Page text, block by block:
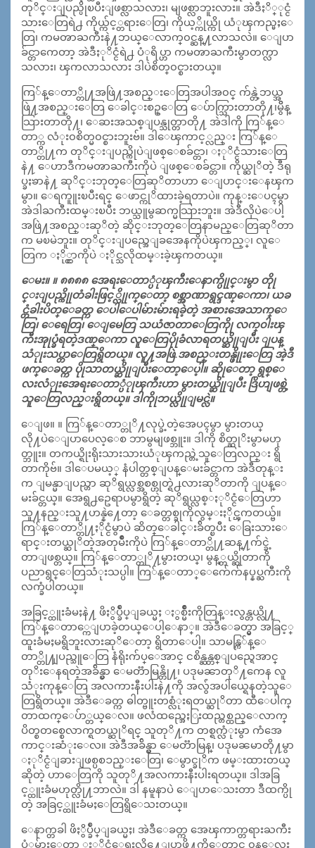
တုိင္းျပည္ပိုၿပီးျဖစ္လာသလား၊ မျဖစ္လာဘူးလား။ အဲဒီႏိ္ုင္ငံ
သားေတြရဲ႕ ကိုယ္က်င့္တရားေတြ၊ ကိုယ့္ကိုယ္ကို ယံုၾကည္မႈေ
တြ၊ ကမၻာႀကီးနဲ႔ဘယ္ေလာက္၀င္ဆန္႔လာသလဲ။ ေျပာ
ခ်င္တာကေတာ့ အဲဒီႏုိင္ငံရဲ႕ ပံုရိပ္ဟာ ကမၻာႀကီးမွာတက္လာ
သလား၊ ၾကလာသလား ဒါပဲစိတ္၀င္စားတယ္။
ကြ်န္ေတာ္တို႔အဖြဲ႔အစည္းေတြအပါအ၀င္ က်န္တဲ့ဘယ္အ
ဖြဲ႔အစည္းေတြ ေခါင္းစဥ္ေတြ ေပ်ာက္သြားတာတို႔၊မွိိန္
သြားတာတို႔၊ ေဆးအသစ္ျပန္သုတ္တာတို႔ အဲဒါကို ကြ်န္ေ
တာ္က လံုး၀စိတ္မ၀င္စားဘူးဗ်။ ဒါေၾကာင့္လည္း ကြ်န္ေ
တာ္တို႔က တုိင္းျပည္ကိုပဲျဖစ္ေစခ်င္တာ၊ ႏုိင္ငံသားေတြ
နဲ႔ ေဟာဒီကမၻာႀကီးကိုပဲ ျဖစ္ေစခ်င္တာ။ ကိုယ္ဆုိတဲ့ ဒီရု
ပ္ခႏၶာနဲ႔ ဆုိင္းဘုတ္ေတြဆုိတာဟာ ေျပာင္းေနၾက
မွာ။ ေရကူူးၿပီးရင္ ေဖာင္ကုိထားခဲ့ရတာပဲ။ ကုန္းေပၚမွာ
အဲဒါႀကီးထမ္းၿပီး ဘယ္သူမွဆက္မသြားဘူး။ အဲဒီလိုပဲေပါ့
အဖြဲ႔အစည္းဆုိတဲ့ ဆိုင္းဘုတ္ေတြနာမည္ေတြဆုိတာ
က မၿမဲဘူး။ တုိင္းျပည္အေျခအေနကိုပဲၾကည့္၊ လူေ
တြက ႏို္င္တာကိုပဲ ႏိုင္သလိုထမ္းခဲ့ၾကတယ္။
ေမး။ ။ ၈၈၈၈ အေရးေတာ္ပံုၾကီးေနာက္ပိုုင္းမွာ တိုု
င္းျပည္ကိုုတံခါးဖြင့္လိုုက္ေတာ့ စစ္အာဏာရွင္ဒဏ္ေကာ၊ ယခ
င္တံခါးပိတ္ေခတ္က ေပါေပါမ်ားမ်ားရခဲ့တဲ့ အစားအေသာက္ေ
တြ၊ ေရေတြ၊ ေျမေတြ သယံဇာတာေတြကိုု လက္၀ါးၾ
ကီးအုုပ္ခံရတဲ့ဒဏ္ေကာ လူေတြပိုုခံလာရတယ္ဆိုုျပီး ျပန္
သံုုးသပ္တာေတြရွိတယ္။ လူ႔အဖြဲ.အစည္းတန္ဖိုုးေတြ အဲ့ဒီ
ဖက္ေခတ္က ပိုုသာတယ္ဆိုုျပီးေတာ့ေပ့ါ။ ဆိုုေတာ့ ရွစ္ေ
လးလံုုးအေရးေတာ္ပံုုၾကီးဟာ မွားတယ္ဆိုုျပီး ဒြိဟျဖစ္တဲ့
သူေတြလည္းရွိတယ္။ ဒါကိုုဘယ္လိုုျမင္လဲ။
ေျဖ။ ။ ကြ်န္ေတာ္တုိ႔လုပ္ခဲ့တဲ့အေပၚမွာ မွားတယ္
လို႔ပဲေျပာပေလ့ေစ ဘာမွမျဖစ္ဘူး။ ဒါကို စိတ္ဆုိးမွာမဟု
တ္ဘူး။ တကယ္ရိုးရိုးသားသားယံုၾကည္တဲ့သူေတြလည္း ရွိ
တာကိုဗ်။ ဒါေပမယ့္ နံပါတ္တစ္ျပန္ေမးခ်င္တာက အဲဒီတုန္း
က ျမန္မာျပည္ဟာ ဆုိရွယ္လစ္အစစ္ဟုတ္ရဲ႕လားဆုိတာကို ျပန္ေ
မးခ်င္တယ္။ အေရွ႕ဥေရာပမွာရွိတဲ့ ဆုိရွယ္လစ္ႏုိင္ငံေတြဟာ
သူ႔နည္းသူ႔ဟန္နဲ႔ေတာ့ ေခတ္တစ္ခုကိုလွမ္းႏိုင္ၾကတယ္ဗ်။
ကြ်န္ေတာ္တို႔ႏိုင္ငံမွာပဲ ဆိတ္ေခါင္းခ်ိတ္ၿပီး ေခြးသားေ
ရာင္းတယ္ဆုိတဲ့အတုမ်ဳိးကိုပဲ ကြ်န္ေတာ္တို႔ဆန္႔က်င္ခဲ့
တာျဖစ္တယ္။ ကြ်န္ေတာ္တုိ႔မွားတယ္၊ မွန္္တယ္ဆိုတာကို
ပညာရွင္ေတြသံုးသပ္ပါ။ ကြ်န္ေတာ္ေက်ေက်နပ္နပ္ႀကီးကို
လက္ခံပါတယ္။
အခြင့္ထူးခံမႈနဲ႔ ဖိႏွိပ္ခ်ဳပ္ျခယ္မႈ ႏွစ္မ်ဳိးကိုတြန္းလွန္တယ္လို႔
ကြ်န္ေတာ္ကေျပာခဲ့တယ္ေပါ့ေနာ္။ အဲဒီေခတ္မွာ အခြင့္
ထူးခံမႈမရွိဘူးလားဆုိေတာ့ ရွိတာေပါ့။ သာမန္ကြ်န္ေ
တာ္တို႔ျပည္သူေတြ နံရိုးက်ပ္ေအာင္ ငစိန္ဆန္တစ္ျပည္ရေအာင္
တုိးေနရတဲ့အခ်ိန္မွာ ေမတၱာမြန္တို႔၊ ပဒုမၼာတုိ႔ကေန လူ
သံုးကုန္ေတြ အလကားနီးပါးနဲ႔ကို အလွ်ံအပါယ္ရေနတဲ့သူေ
တြရွိတယ္။ အဲဒီေခတ္က ဓါတ္ဗူးတစ္လံုးရတယ္ဆုိတာ ထီေပါက္
တာထက္ေပ်ာ္တယ္ေလ။ ဖလံထည္အေႏြးထည္တစ္ထည္ေလာက္
ပိတ္စတစ္စေလာက္ရတယ္ဆုိရင္ သူတုိ႔က တစ္ရက္လံုးမွာ ကံအေ
ကာင္းဆံုးေလ။ အဲဒီအခ်ိန္မွာ ေမတၱာမြန္၊ ပဒုမၼမာတို႔မွာ
ႏုိင္ငံျခားျဖစ္ပစၥည္းေတြ၊ ေမွာင္ခုိက ဖမ္းထားတယ္
ဆိုတဲ့ ဟာေတြကို သူတုိ႔အလကားနီးပါးရတယ္။ ဒါအခြ
င့္ထူးခံမဟုတ္လို႔ဘာလဲ။ ဒါ နမူနာပဲ ေျပာေသးတာ ဒီထက္ပို
တဲ့ အခြင့္ထူးခံမႈေတြရွိေသးတယ္။
ေနာက္တခါ ဖိႏွိပ္ခ်ဳပ္ျခယ္မႈ၊ အဲဒီေခတ္က အေၾကာက္တရားႀကီး
ပံုမ်ားေတာ့ ႏုိင္ငံေရးလို႔ေျပာဖို႔ကိုေတာင္ ၀န္ေလး